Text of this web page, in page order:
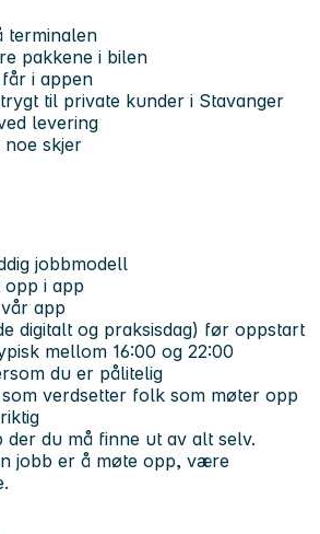
terminalen
pakkene i bilen
i appen
til private kunder i Stavanger
levering
noe skjer
jobbmodell
opp i app
app
digitalt og praksisdag) før oppstart
mellom 16:00 og 22:00
du er pålitelig
som verdsetter folk som møter opp
der du må finne ut av alt selv.
jobb er å møte opp, være